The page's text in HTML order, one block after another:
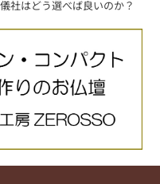
社はどう選べば良いのか？